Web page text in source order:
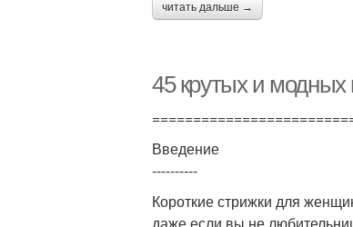
читать дальше →
45 крутых и модных
Введение
----------
Короткие стрижки для